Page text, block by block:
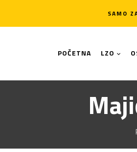
SAMO
POČETNA LZO